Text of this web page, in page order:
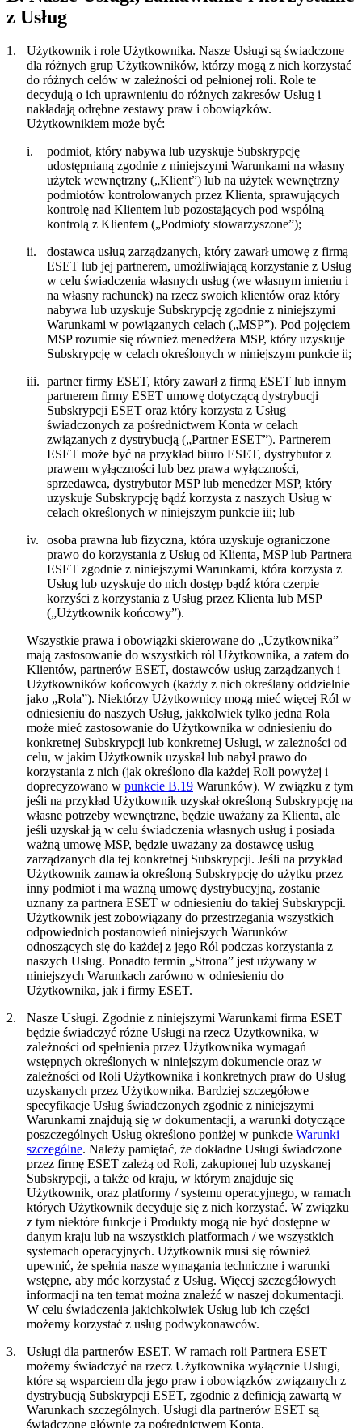
z Usług
1. Użytkownik i role Użytkownika. Nasze Usługi są świadczone
dla różnych grup Użytkowników, którzy mogą z nich korzystać
do różnych celów w zależności od pełnionej roli. Role te
decydują o ich uprawnieniu do różnych zakresów Usług i
nakładają odrębne zestawy praw i obowiązków.
Użytkownikiem może być:
i.
podmiot, który nabywa lub uzyskuje Subskrypcję
udostępnianą zgodnie z niniejszymi Warunkami na własny
użytek wewnętrzny („Klient”) lub na użytek wewnętrzny
podmiotów kontrolowanych przez Klienta, sprawujących
kontrolę nad Klientem lub pozostających pod wspólną
kontrolą z Klientem („Podmioty stowarzyszone”);
ii.
dostawca usług zarządzanych, który zawarł umowę z firmą
ESET lub jej partnerem, umożliwiającą korzystanie z Usług
w celu świadczenia własnych usług (we własnym imieniu i
na własny rachunek) na rzecz swoich klientów oraz który
nabywa lub uzyskuje Subskrypcję zgodnie z niniejszymi
Warunkami w powiązanych celach („MSP”). Pod pojęciem
MSP rozumie się również menedżera MSP, który uzyskuje
Subskrypcję w celach określonych w niniejszym punkcie ii;
iii. partner firmy ESET, który zawarł z firmą ESET lub innym
partnerem firmy ESET umowę dotyczącą dystrybucji
Subskrypcji ESET oraz który korzysta z Usług
świadczonych za pośrednictwem Konta w celach
związanych z dystrybucją („Partner ESET”). Partnerem
ESET może być na przykład biuro ESET, dystrybutor z
prawem wyłączności lub bez prawa wyłączności,
sprzedawca, dystrybutor MSP lub menedżer MSP, który
uzyskuje Subskrypcję bądź korzysta z naszych Usług w
celach określonych w niniejszym punkcie iii; lub
iv.
osoba prawna lub fizyczna, która uzyskuje ograniczone
prawo do korzystania z Usług od Klienta, MSP lub Partnera
ESET zgodnie z niniejszymi Warunkami, która korzysta z
Usług lub uzyskuje do nich dostęp bądź która czerpie
korzyści z korzystania z Usług przez Klienta lub MSP
(„Użytkownik końcowy”).
Wszystkie prawa i obowiązki skierowane do „Użytkownika”
mają zastosowanie do wszystkich ról Użytkownika, a zatem do
Klientów, partnerów ESET, dostawców usług zarządzanych i
Użytkowników końcowych (każdy z nich określany oddzielnie
jako „Rola”). Niektórzy Użytkownicy mogą mieć więcej Ról w
odniesieniu do naszych Usług, jakkolwiek tylko jedna Rola
może mieć zastosowanie do Użytkownika w odniesieniu do
konkretnej Subskrypcji lub konkretnej Usługi, w zależności od
celu, w jakim Użytkownik uzyskał lub nabył prawo do
korzystania z nich (jak określono dla każdej Roli powyżej i
doprecyzowano w punkcie B.19 Warunków). W związku z tym
jeśli na przykład Użytkownik uzyskał określoną Subskrypcję na
własne potrzeby wewnętrzne, będzie uważany za Klienta, ale
jeśli uzyskał ją w celu świadczenia własnych usług i posiada
ważną umowę MSP, będzie uważany za dostawcę usług
zarządzanych dla tej konkretnej Subskrypcji. Jeśli na przykład
Użytkownik zamawia określoną Subskrypcję do użytku przez
inny podmiot i ma ważną umowę dystrybucyjną, zostanie
uznany za partnera ESET w odniesieniu do takiej Subskrypcji.
Użytkownik jest zobowiązany do przestrzegania wszystkich
odpowiednich postanowień niniejszych Warunków
odnoszących się do każdej z jego Ról podczas korzystania z
naszych Usług. Ponadto termin „Strona” jest używany w
niniejszych Warunkach zarówno w odniesieniu do
Użytkownika, jak i firmy ESET.
2.
Nasze Usługi. Zgodnie z niniejszymi Warunkami firma ESET
będzie świadczyć różne Usługi na rzecz Użytkownika, w
zależności od spełnienia przez Użytkownika wymagań
wstępnych określonych w niniejszym dokumencie oraz w
zależności od Roli Użytkownika i konkretnych praw do Usług
uzyskanych przez Użytkownika. Bardziej szczegółowe
specyfikacje Usług świadczonych zgodnie z niniejszymi
Warunkami znajdują się w dokumentacji, a warunki dotyczące
poszczególnych Usług określono poniżej w punkcie Warunki
szczególne. Należy pamiętać, że dokładne Usługi świadczone
przez firmę ESET zależą od Roli, zakupionej lub uzyskanej
Subskrypcji, a także od kraju, w którym znajduje się
Użytkownik, oraz platformy / systemu operacyjnego, w ramach
których Użytkownik decyduje się z nich korzystać. W związku
z tym niektóre funkcje i Produkty mogą nie być dostępne w
danym kraju lub na wszystkich platformach / we wszystkich
systemach operacyjnych. Użytkownik musi się również
upewnić, że spełnia nasze wymagania techniczne i warunki
wstępne, aby móc korzystać z Usług. Więcej szczegółowych
informacji na ten temat można znaleźć w naszej dokumentacji.
W celu świadczenia jakichkolwiek Usług lub ich części
możemy korzystać z usług podwykonawców.
3.
Usługi dla partnerów ESET. W ramach roli Partnera ESET
możemy świadczyć na rzecz Użytkownika wyłącznie Usługi,
które są wsparciem dla jego praw i obowiązków związanych z
dystrybucją Subskrypcji ESET, zgodnie z definicją zawartą w
Warunkach szczególnych. Usługi dla partnerów ESET są
świadczone głównie za pośrednictwem Konta.